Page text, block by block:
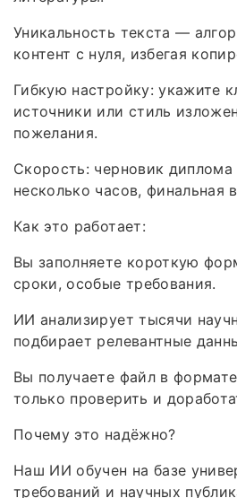
Уникальность текста —
контент с нуля, избегая
Гибкую настройку: укажите
источники или стиль
пожелания.
Скорость: черновик
несколько часов, финальная
Как это работает:
Вы заполняете короткую
сроки, особые требования.
ИИ анализирует тысячи
подбирает релевантные
Вы получаете файл в
только проверить и
Почему это надёжно?
Наш ИИ обучен на базе
требований и научных